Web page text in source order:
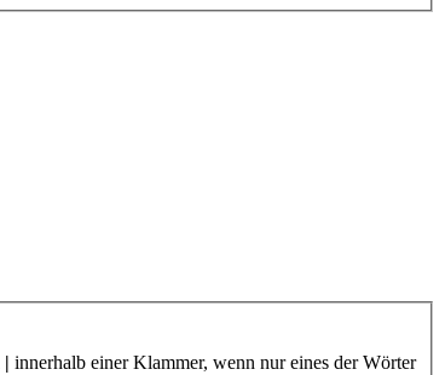
| innerhalb einer Klammer, wenn nur eines der Wörter